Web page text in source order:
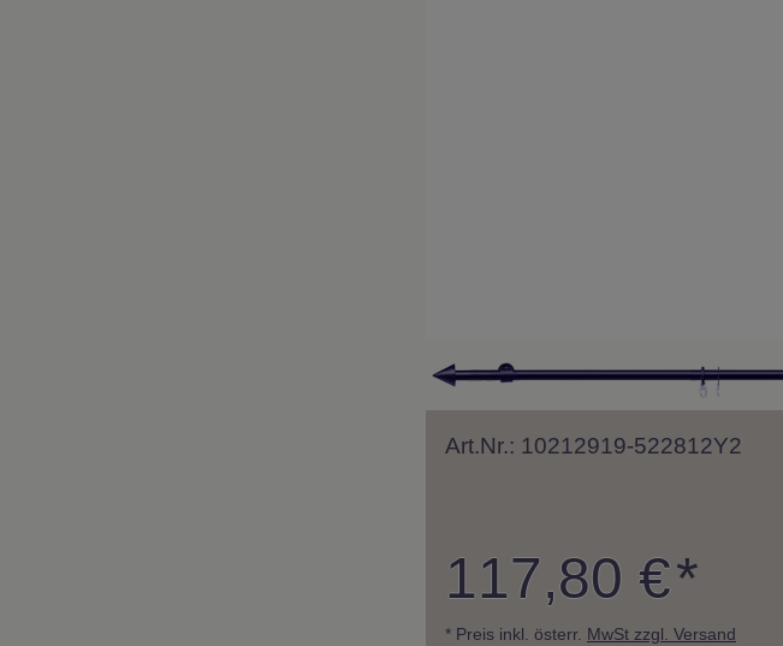
Art.Nr.: 10212919-522812Y2
117,80 €*
* Preis inkl. österr. MwSt zzgl. Versand